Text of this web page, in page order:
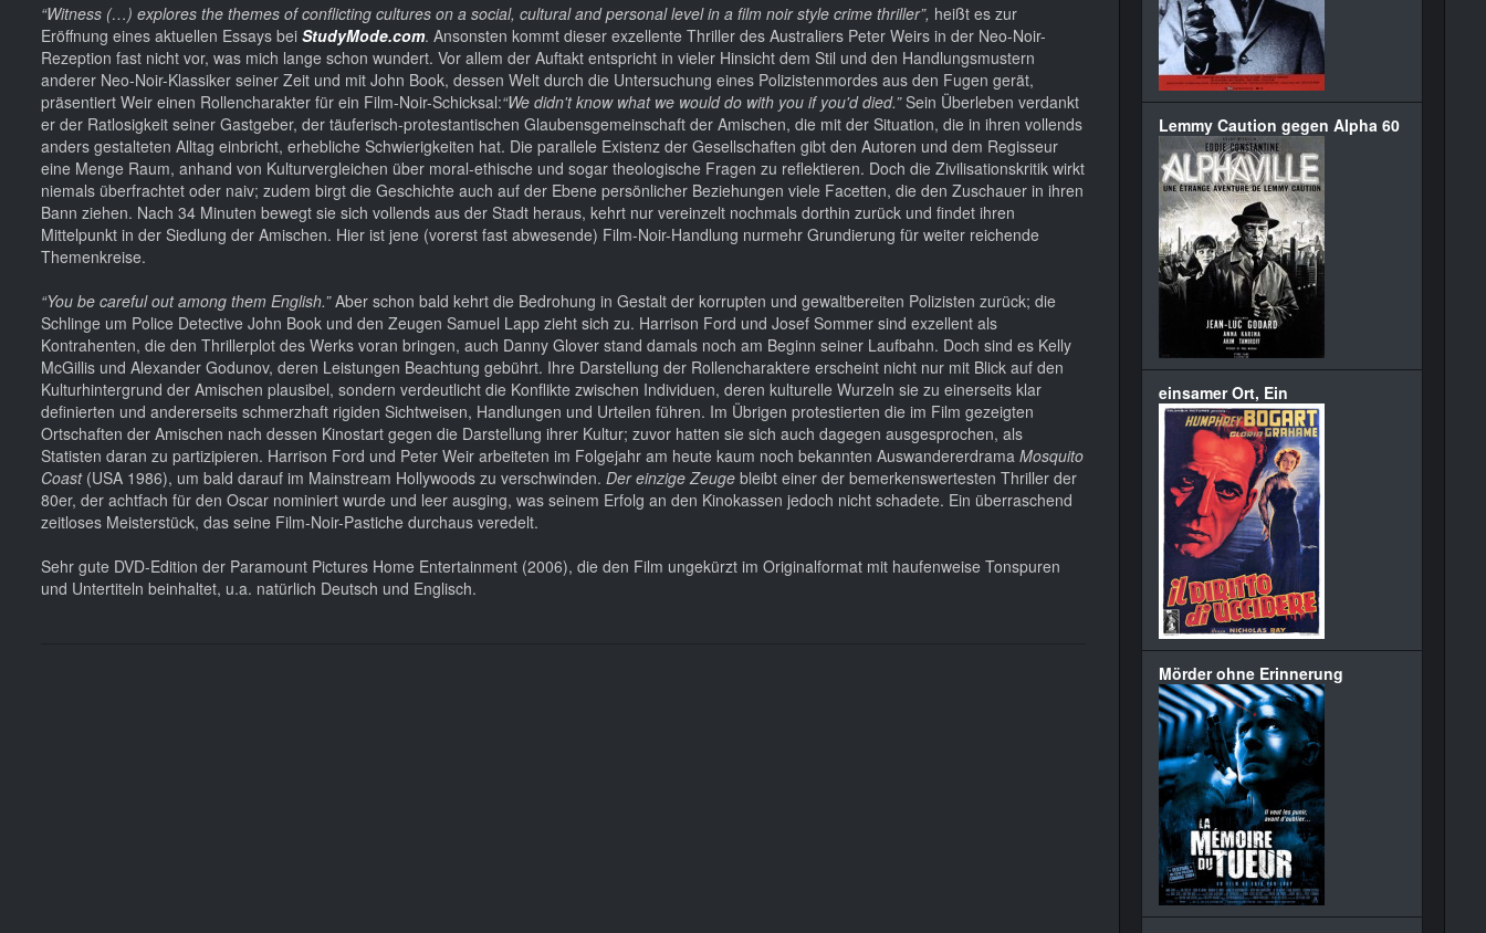
“Witness (…) explores the themes of conflicting cultures on a social, cultural and personal level in a film noir style crime thriller”, heißt es zur
Eröffnung eines aktuellen Essays bei StudyMode.com. Ansonsten kommt dieser exzellente Thriller des Australiers Peter Weirs in der Neo-Noir-
Rezeption fast nicht vor, was mich lange schon wundert. Vor allem der Auftakt entspricht in vieler Hinsicht dem Stil und den Handlungsmustern
anderer Neo-Noir-Klassiker seiner Zeit und mit John Book, dessen Welt durch die Untersuchung eines Polizistenmordes aus den Fugen gerät,
präsentiert Weir einen Rollencharakter für ein Film-Noir-Schicksal:“We didn't know what we would do with you if you'd died.”Sein Überleben verdankt
er der Ratlosigkeit seiner Gastgeber, der täuferisch-protestantischen Glaubensgemeinschaft der Amischen, die mit der Situation, die in ihren vollends
anders gestalteten Alltag einbricht, erhebliche Schwierigkeiten hat. Die parallele Existenz der Gesellschaften gibt den Autoren und dem Regisseur
eine Menge Raum, anhand von Kulturvergleichen über moral-ethische und sogar theologische Fragen zu reflektieren. Doch die Zivilisationskritik wirkt
niemals überfrachtet oder naiv; zudem birgt die Geschichte auch auf der Ebene persönlicher Beziehungen viele Facetten, die den Zuschauer in ihren
Bann ziehen. Nach 34 Minuten bewegt sie sich vollends aus der Stadt heraus, kehrt nur vereinzelt nochmals dorthin zurück und findet ihren
Mittelpunkt in der Siedlung der Amischen. Hier ist jene (vorerst fast abwesende) Film-Noir-Handlung nurmehr Grundierung für weiter reichende
Themenkreise.
“You be careful out among them English.”Aber schon bald kehrt die Bedrohung in Gestalt der korrupten und gewaltbereiten Polizisten zurück; die
Schlinge um Police Detective John Book und den Zeugen Samuel Lapp zieht sich zu. Harrison Ford und Josef Sommer sind exzellent als
Kontrahenten, die den Thrillerplot des Werks voran bringen, auch Danny Glover stand damals noch am Beginn seiner Laufbahn. Doch sind es Kelly
McGillis und Alexander Godunov, deren Leistungen Beachtung gebührt. Ihre Darstellung der Rollencharaktere erscheint nicht nur mit Blick auf den
Kulturhintergrund der Amischen plausibel, sondern verdeutlicht die Konflikte zwischen Individuen, deren kulturelle Wurzeln sie zu einerseits klar
definierten und andererseits schmerzhaft rigiden Sichtweisen, Handlungen und Urteilen führen. Im Übrigen protestierten die im Film gezeigten
Ortschaften der Amischen nach dessen Kinostart gegen die Darstellung ihrer Kultur; zuvor hatten sie sich auch dagegen ausgesprochen, als
Statisten daran zu partizipieren. Harrison Ford und Peter Weir arbeiteten im Folgejahr am heute kaum noch bekannten Auswandererdrama Mosquito
Coast(USA 1986), um bald darauf im Mainstream Hollywoods zu verschwinden. Der einzige Zeuge bleibt einer der bemerkenswertesten Thriller der
80er, der achtfach für den Oscar nominiert wurde und leer ausging, was seinem Erfolg an den Kinokassen jedoch nicht schadete. Ein überraschend
zeitloses Meisterstück, das seine Film-Noir-Pastiche durchaus veredelt.
Sehr gute DVD-Edition der Paramount Pictures Home Entertainment (2006), die den Film ungekürzt im Originalformat mit haufenweise Tonspuren
und Untertiteln beinhaltet, u.a. natürlich Deutsch und Englisch.
Lemmy Caution gegen Alpha 60
einsamer Ort, Ein
Mörder ohne Erinnerung